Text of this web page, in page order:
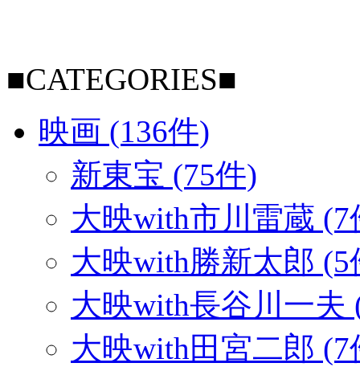
■CATEGORIES■
映画 (136件)
新東宝 (75件)
大映with市川雷蔵 (7
大映with勝新太郎 (5
大映with長谷川一夫
大映with田宮二郎 (7